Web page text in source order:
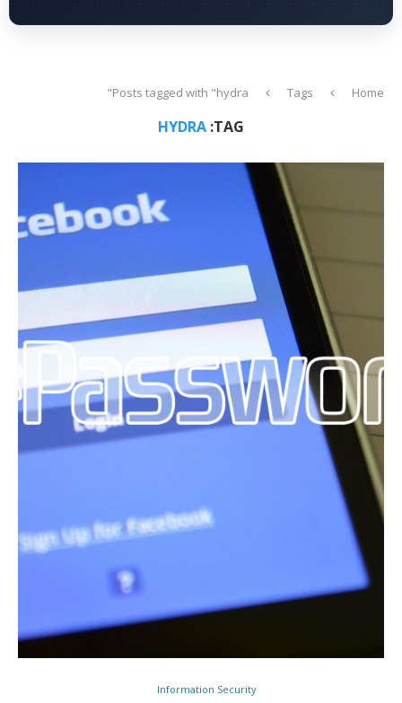
Home
Tags
Posts tagged with "hydra"
TAG:
HYDRA
Information Security